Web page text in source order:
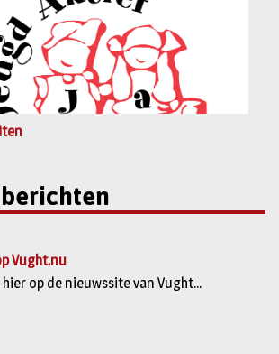
Vught.nu
op de nieuwssite van Vught...